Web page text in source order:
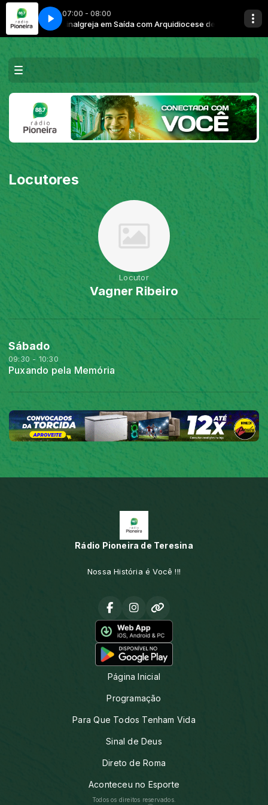
07:00 - 08:00
de TeresinaIgreja em Saída com Arquidiocese de Teresina
Locutores
Locutor
Vagner Ribeiro
Sábado
09:30 - 10:30
Puxando pela Memória
Rádio Pioneira de Teresina
Nossa História é Você !!!
Página Inicial
Programação
Para Que Todos Tenham Vida
Sinal de Deus
Direto de Roma
Aconteceu no Esporte
Todos os direitos reservados.